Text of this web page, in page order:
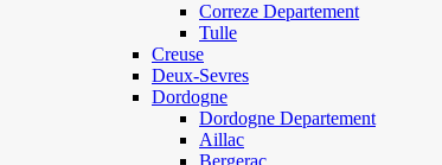
Correze Departement
Tulle
Creuse
Deux-Sevres
Dordogne
Dordogne Departement
Aillac
Bergerac